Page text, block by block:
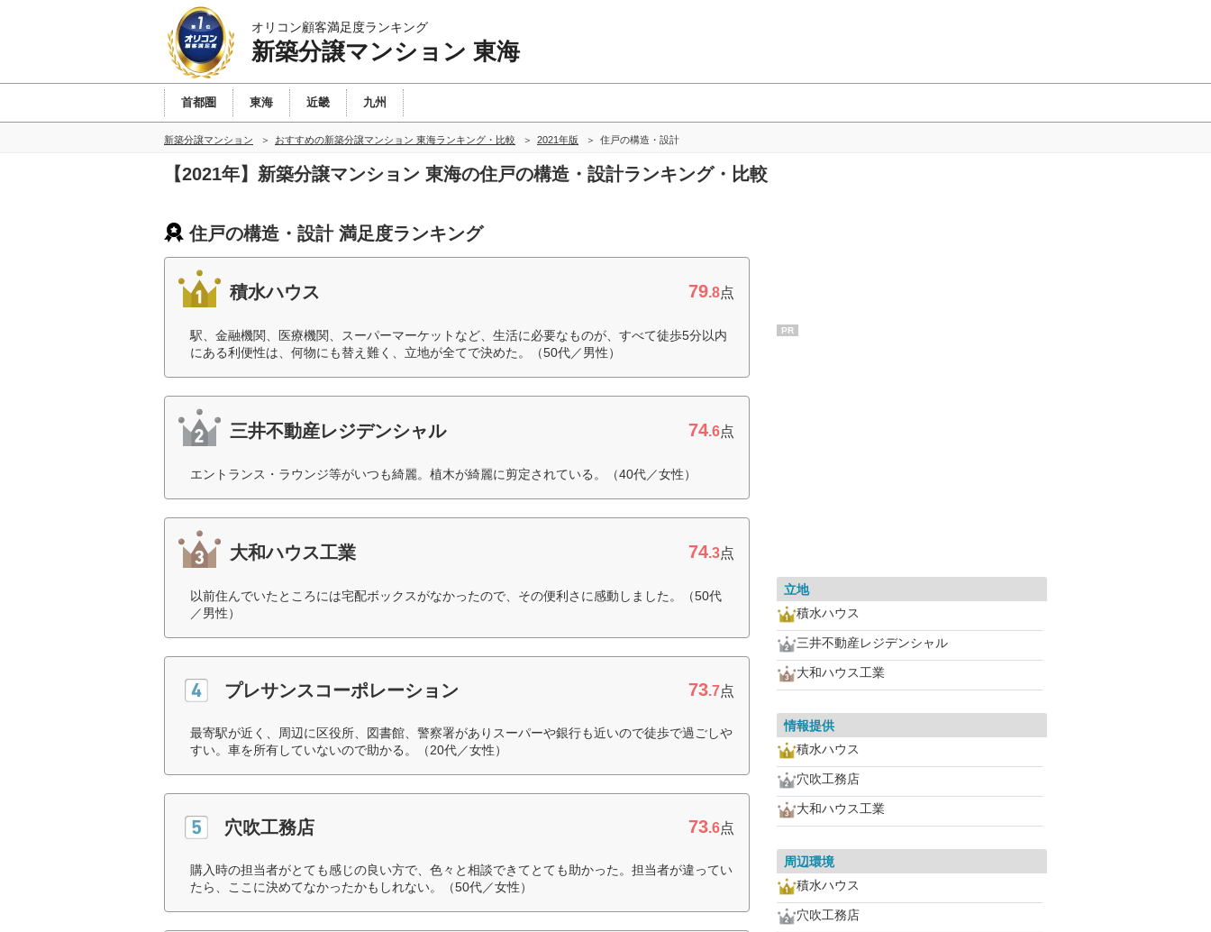
オリコン顧客満足度ランキング
新築分譲マンション 東海
首都圏 東海 近畿 九州
新築分譲マンション おすすめの新築分譲マンション 東海ランキング・比較 2021年版 住戸の構造・設計
【2021年】新築分譲マンション 東海の住戸の構造・設計ランキング・比較
住戸の構造・設計 満足度ランキング
積水ハウス 79.8点
駅、金融機関、医療機関、スーパーマーケットなど、生活に必要なものが、すべて徒歩5分以内
にある利便性は、何物にも替え難く、立地が全てで決めた。（50代／男性）
三井不動産レジデンシャル 74.6点
エントランス・ラウンジ等がいつも綺麗。植木が綺麗に剪定されている。（40代／女性）
大和ハウス工業 74.3点
以前住んでいたところには宅配ボックスがなかったので、その便利さに感動しました。（50代
／男性）
プレサンスコーポレーション 73.7点
最寄駅が近く、周辺に区役所、図書館、警察署がありスーパーや銀行も近いので徒歩で過ごしや
すい。車を所有していないので助かる。（20代／女性）
穴吹工務店 73.6点
購入時の担当者がとても感じの良い方で、色々と相談できてとても助かった。担当者が違ってい
たら、ここに決めてなかったかもしれない。（50代／女性）
PR
立地
積水ハウス
三井不動産レジデンシャル
大和ハウス工業
情報提供
積水ハウス
穴吹工務店
大和ハウス工業
周辺環境
積水ハウス
穴吹工務店